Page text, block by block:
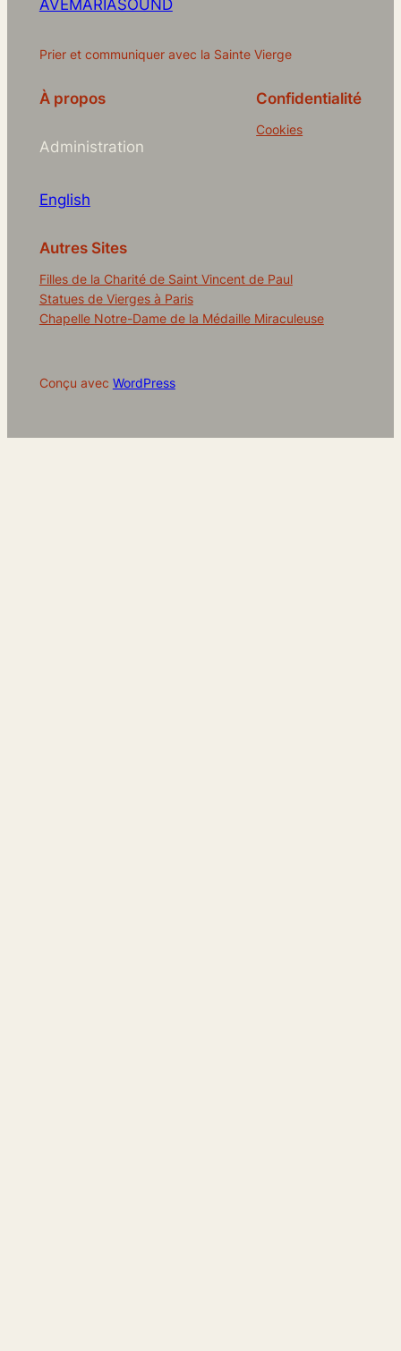
AVEMARIASOUND
Prier et communiquer avec la Sainte Vierge
À propos
Administration
English
Confidentialité
Cookies
Autres Sites
Filles de la Charité de Saint Vincent de Paul
Statues de Vierges à Paris
Chapelle Notre-Dame de la Médaille Miraculeuse
Conçu avec WordPress